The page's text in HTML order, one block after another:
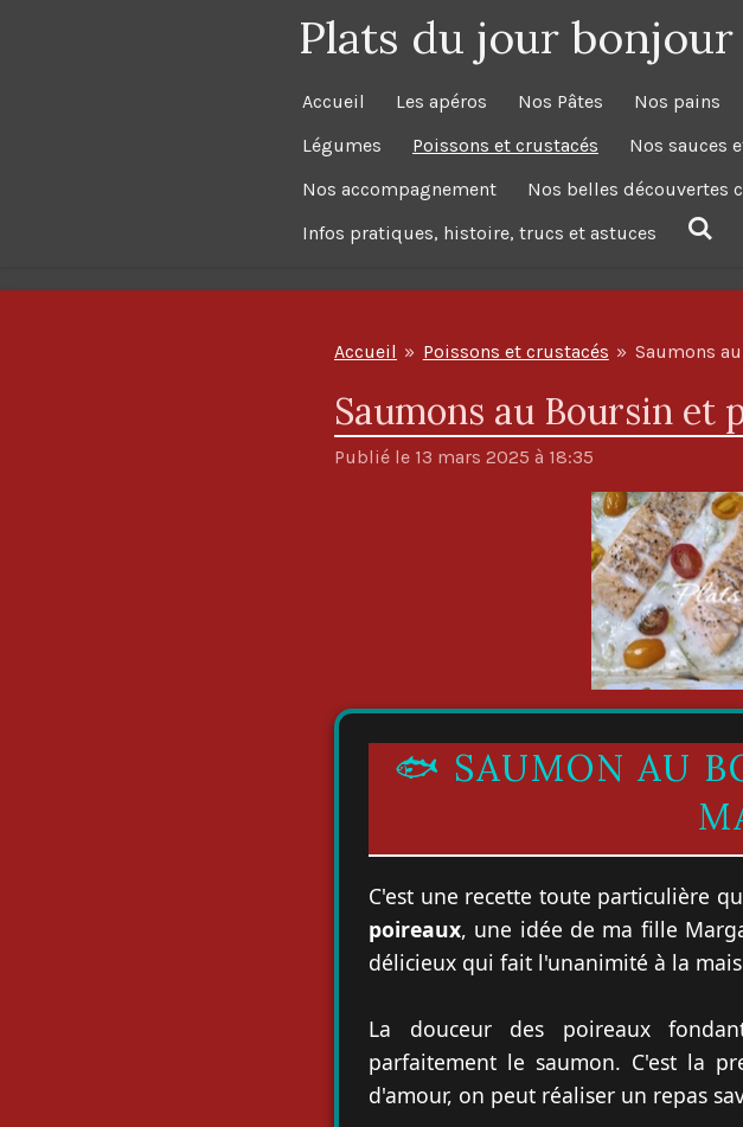
Plats du jour bonjour
Accueil Les apéros Nos Pâtes Nos pains
Légumes
Poissons et crustacés Nos sauces
Nos accompagnement
Nos belles découvertes
Infos pratiques, histoire, trucs et astuces
Accueil » Poissons et crustacés » Saumons
Saumons au Boursin et
Publié le 13 mars 2025 à 18:35
🐟 SAUMON AU
C'est une recette toute particulière
poireaux, une idée de ma fille
délicieux qui fait l'unanimité à la
La douceur des poireaux
parfaitement le saumon. C'est la
d'amour, on peut réaliser un repas